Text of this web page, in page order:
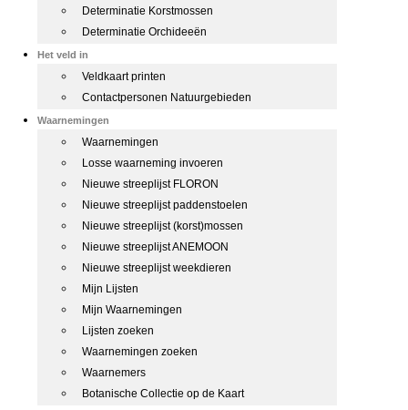
Determinatie Korstmossen
Determinatie Orchideeën
Het veld in
Veldkaart printen
Contactpersonen Natuurgebieden
Waarnemingen
Waarnemingen
Losse waarneming invoeren
Nieuwe streeplijst FLORON
Nieuwe streeplijst paddenstoelen
Nieuwe streeplijst (korst)mossen
Nieuwe streeplijst ANEMOON
Nieuwe streeplijst weekdieren
Mijn Lijsten
Mijn Waarnemingen
Lijsten zoeken
Waarnemingen zoeken
Waarnemers
Botanische Collectie op de Kaart